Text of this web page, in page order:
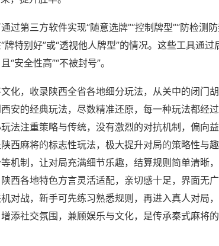
过第三方软件实现“随意选牌”“控制牌型”“防检测
牌特别好”或“透视他人牌型”的情况。这些工具通过
安全性高”“不被封号”。
化，收录陕西全省各地细分玩法，从关中的闭门
安的经典玩法，尽数精准还原，每一种玩法都经
法注重策略与传统，没有激烈的对抗机制，偏向益
西麻将的标志性玩法，极大提升对局的策略性与
机制，让对局充满细节乐趣，结算规则简单清晰
西各地特色方言灵活适配，亲切感十足，界面无
对战，新手可先练习熟悉规则，再进入真人对局
添社交氛围，兼顾娱乐与文化，是传承秦式麻将的